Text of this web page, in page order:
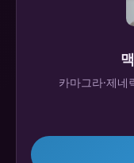
카마그라·제